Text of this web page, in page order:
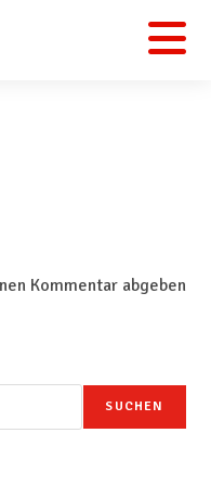
Kommentar abgeben
SUCHEN